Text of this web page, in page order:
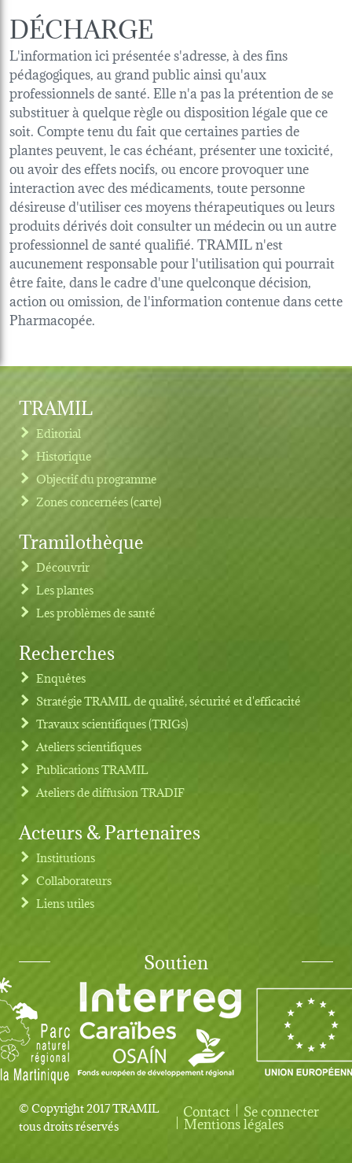
DÉCHARGE
L'information ici présentée s'adresse, à des fins
pédagogiques, au grand public ainsi qu'aux
professionnels de santé. Elle n'a pas la prétention de se
substituer à quelque règle ou disposition légale que ce
soit. Compte tenu du fait que certaines parties de
plantes peuvent, le cas échéant, présenter une toxicité,
ou avoir des effets nocifs, ou encore provoquer une
interaction avec des médicaments, toute personne
désireuse d'utiliser ces moyens thérapeutiques ou leurs
produits dérivés doit consulter un médecin ou un autre
professionnel de santé qualifié. TRAMIL n'est
aucunement responsable pour l'utilisation qui pourrait
être faite, dans le cadre d'une quelconque décision,
action ou omission, de l'information contenue dans cette
Pharmacopée.
Footer menu
TRAMIL
Editorial
Historique
Objectif du programme
Zones concernées (carte)
Tramilothèque
Découvrir
Les plantes
Les problèmes de santé
Recherches
Enquêtes
Stratégie TRAMIL de qualité, sécurité et d'efficacité
Travaux scientifiques (TRIGs)
Ateliers scientifiques
Publications TRAMIL
Ateliers de diffusion TRADIF
Acteurs & Partenaires
Institutions
Collaborateurs
Liens utiles
Soutien
© Copyright 2017 TRAMIL
tous droits réservés
User account menu
Contact Se connecter
Mentions légales